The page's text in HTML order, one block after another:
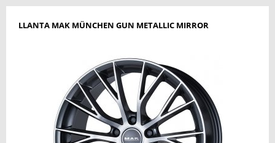
LLANTA MAK MÜNCHEN GUN METALLIC MIRROR